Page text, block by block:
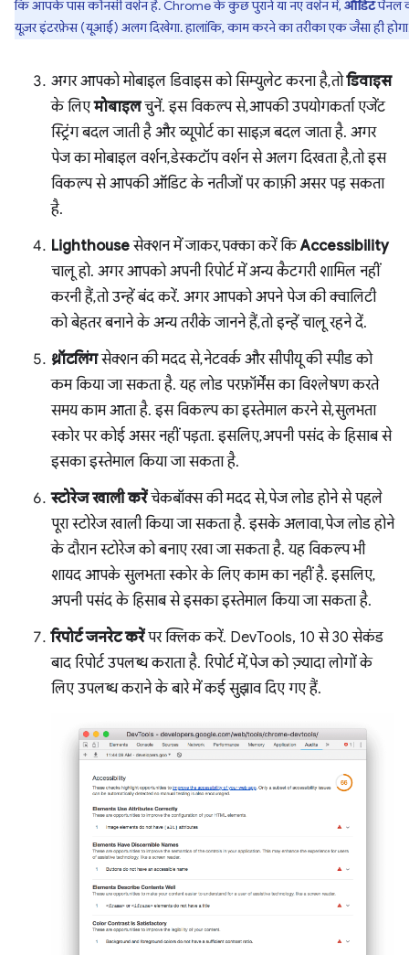
कि आपके पास कौनसी वर्शन है. Chrome के कुछ पुराने या नए वर्शन में, ऑडिटपैनल
यूज़र इंटरफ़ेस (यूआई) अलग दिखेगा. हालांकि, काम करने का तरीका एक जैसा ही
अगर आपको मोबाइल डिवाइस को सिम्युलेट करना है, तोडिवाइस
के लिएमोबाइलचुनें. इस विकल्प से, आपकी उपयोगकर्ता एजेंट
स्ट्रिंग बदल जाती है और व्यूपोर्ट का साइज़ बदल जाता है. अगर
पेज का मोबाइल वर्शन, डेस्कटॉप वर्शन से अलग दिखता है, तो इस
विकल्प से आपकी ऑडिट के नतीजों पर काफ़ी असर पड़ सकता
है.
Lighthouseसेक्शन में जाकर, पक्का करें किAccessibility
चालू हो. अगर आपको अपनी रिपोर्ट में अन्य कैटगरी शामिल नहीं
करनी हैं, तो उन्हें बंद करें. अगर आपको अपने पेज की क्वालिटी
को बेहतर बनाने के अन्य तरीके जानने हैं, तो इन्हें चालू रहने दें.
थ्रॉटलिंगसेक्शन की मदद से, नेटवर्क और सीपीयू की स्पीड को
कम किया जा सकता है. यह लोड परफ़ॉर्मेंस का विश्लेषण करते
समय काम आता है. इस विकल्प का इस्तेमाल करने से, सुलभता
स्कोर पर कोई असर नहीं पड़ता. इसलिए, अपनी पसंद के हिसाब से
इसका इस्तेमाल किया जा सकता है.
स्टोरेज खाली करेंचेकबॉक्स की मदद से, पेज लोड होने से पहले
पूरा स्टोरेज खाली किया जा सकता है. इसके अलावा, पेज लोड होने
के दौरान स्टोरेज को बनाए रखा जा सकता है. यह विकल्प भी
शायद आपके सुलभता स्कोर के लिए काम का नहीं है. इसलिए,
अपनी पसंद के हिसाब से इसका इस्तेमाल किया जा सकता है.
रिपोर्ट जनरेट करेंपर क्लिक करें. DevTools, 10 से 30 सेकंड
बाद रिपोर्ट उपलब्ध कराता है. रिपोर्ट में, पेज को ज़्यादा लोगों के
लिए उपलब्ध कराने के बारे में कई सुझाव दिए गए हैं.